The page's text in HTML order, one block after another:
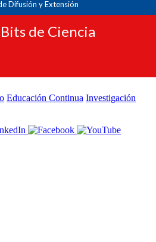
Difusión y Extensión
de Ciencia